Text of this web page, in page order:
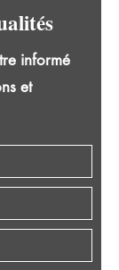
informé
et